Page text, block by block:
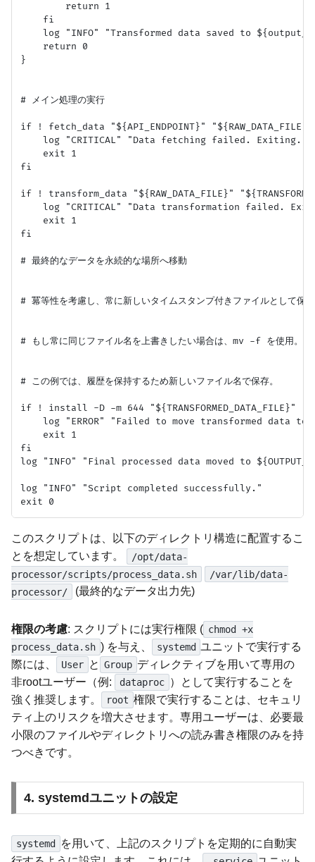
        return 1
    fi
log "INFO" "Transformed data saved to
    return 0
}
# メイン処理の実行
if ! fetch_data "${API_ENDPOINT}"
    log "CRITICAL" "Data fetching failed. Exiting."
    exit 1
fi
if ! transform_data "${RAW_DATA_FILE}"
log "CRITICAL" "Data transformation failed.
    exit 1
fi
# 最終的なデータを永続的な場所へ移動
# 冪等性を考慮し、常に新しいタイムスタンプ付きファイルとして保
# もし常に同じファイル名を上書きしたい場合は、mv -f を使用。
# この例では、履歴を保持するため新しいファイル名で保存。
if ! install -D -m 644 "${TRANSFORMED_DATA_FILE}"
log "ERROR" "Failed to move transformed data
    exit 1
fi
log "INFO" "Final processed data moved to
log "INFO" "Script completed successfully."
このスクリプトは、以下のディレクトリ構造に配置するこ
とを想定しています。
/opt/data-
processor/scripts/process_data.sh
/var/lib/data-
processor/
(最終的なデータ出力先)
権限の考慮: スクリプトには実行権限 ( chmod +x
process_data.sh ) を与え、 systemd ユニットで実行する
際には、
User と Group ディレクティブを用いて専用の
非rootユーザー（例:
dataproc ）として実行することを
強く推奨します。
root 権限で実行することは、セキュリ
ティ上のリスクを増大させます。専用ユーザーは、必要最
小限のファイルやディレクトリへの読み書き権限のみを持
つべきです。
4. systemdユニットの設定
systemd
を用いて、上記のスクリプトを定期的に自動実